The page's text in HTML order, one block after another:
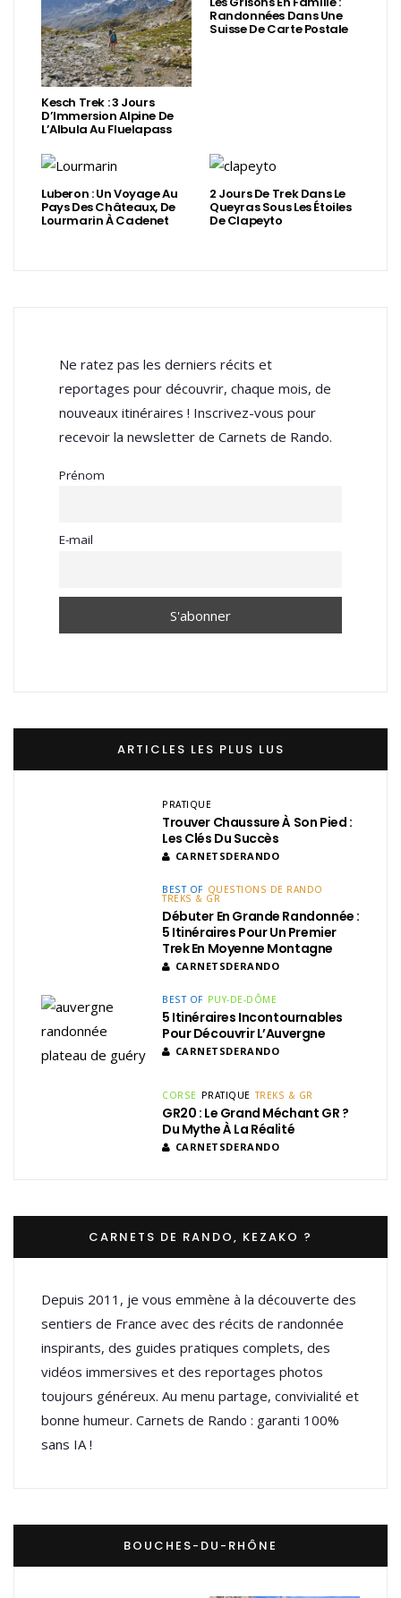
Kesch Trek : 3 Jours
D’Immersion Alpine De
L’Albula Au Fluelapass
Randonnées Dans Une
Suisse De Carte Postale
Luberon : Un Voyage Au
Pays Des Châteaux, De
Lourmarin À Cadenet
2 Jours De Trek Dans Le
Queyras Sous Les Étoiles
De Clapeyto
Ne ratez pas les derniers récits et
reportages pour découvrir, chaque mois, de
nouveaux itinéraires ! Inscrivez-vous pour
recevoir la newsletter de Carnets de Rando.
Prénom
E-mail
ARTICLES LES PLUS LUS
PRATIQUE
Trouver Chaussure À Son Pied :
Les Clés Du Succès
CARNETSDERANDO
BEST OF QUESTIONS DE RANDO
TREKS & GR
Débuter En Grande Randonnée :
5 Itinéraires Pour Un Premier
Trek En Moyenne Montagne
CARNETSDERANDO
BEST OF PUY-DE-DÔME
5 Itinéraires Incontournables
Pour Découvrir L’Auvergne
CARNETSDERANDO
CORSE PRATIQUE TREKS & GR
GR20 : Le Grand Méchant GR ?
Du Mythe À La Réalité
CARNETSDERANDO
CARNETS DE RANDO, KEZAKO ?
Depuis 2011, je vous emmène à la découverte des
sentiers de France avec des récits de randonnée
inspirants, des guides pratiques complets, des
vidéos immersives et des reportages photos
toujours généreux. Au menu partage, convivialité et
bonne humeur. Carnets de Rando : garanti 100%
sans IA !
BOUCHES-DU-RHÔNE